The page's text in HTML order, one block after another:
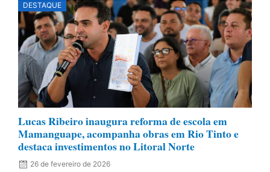
DESTAQUE
Lucas Ribeiro inaugura reforma de escola em
Mamanguape, acompanha obras em Rio Tinto e
destaca investimentos no Litoral Norte
26 de fevereiro de 2026